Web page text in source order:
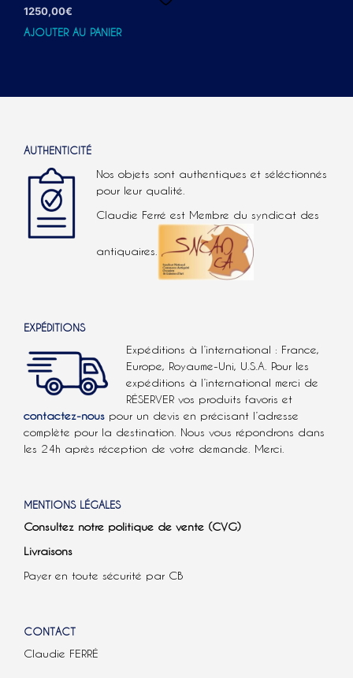
1250,00€
AJOUTER AU PANIER
AUTHENTICITÉ
Nos objets sont authentiques et séléctionnés
pour leur qualité.
Claudie Ferré est Membre du syndicat des
antiquaires.
EXPÉDITIONS
Expéditions à l’international : France,
Europe, Royaume-Uni, U.S.A. Pour les
expéditions à l’international merci de
RÉSERVER vos produits favoris et
contactez-nous pour un devis en précisant l’adresse
complète pour la destination. Nous vous répondrons dans
les 24h après réception de votre demande. Merci.
MENTIONS LÉGALES
Consultez notre politique de vente (CVG)
Livraisons
Payer en toute sécurité par CB
CONTACT
Claudie FERRÉ